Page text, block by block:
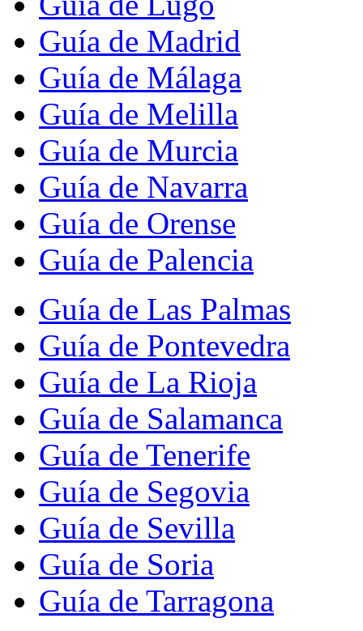
Guía de Madrid
Guía de Málaga
Guía de Melilla
Guía de Murcia
Guía de Navarra
Guía de Orense
Guía de Palencia
Guía de Las Palmas
Guía de Pontevedra
Guía de La Rioja
Guía de Salamanca
Guía de Tenerife
Guía de Segovia
Guía de Sevilla
Guía de Soria
Guía de Tarragona